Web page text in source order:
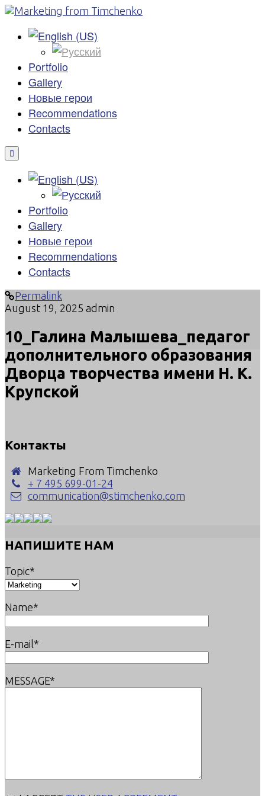
Portfolio
Gallery
Новые герои
Recommendations
Contacts
Portfolio
Gallery
Новые герои
Recommendations
Contacts
Permalink
August 19, 2025 admin
10_Галина Малышева_педагог
дополнительного образования
Дворца творчества имени Н. К.
Крупской
Контакты
Marketing From Timchenko
+ 7 495 699-01-24
communication@stimchenko.com
НАПИШИТЕ НАМ
Topic*
Name*
E-mail*
MESSAGE*